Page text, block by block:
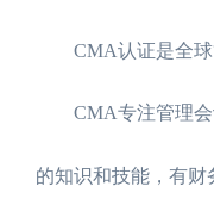
CMA认证是全球
CMA专注管理会计
的知识和技能，有